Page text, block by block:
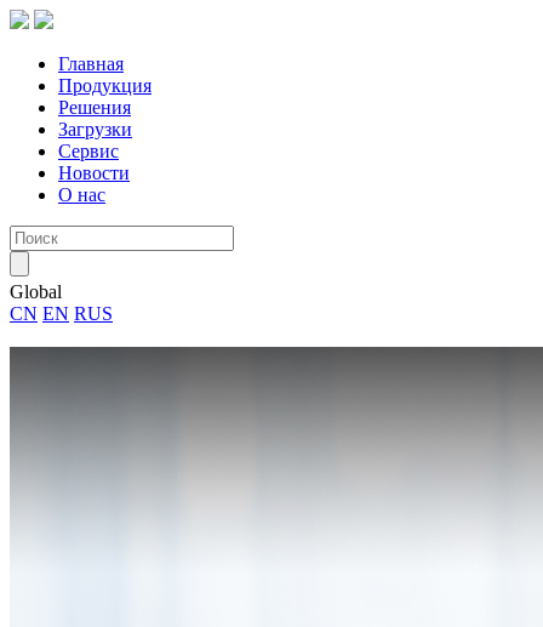
Главная
Продукция
Решения
Загрузки
Сервис
Новости
О нас
Global
CN EN RUS